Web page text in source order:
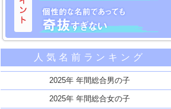
名づけに大事な5つのポイント
命名に親の責任を自覚する
名前は子供への愛情や願いの結晶
苗字とのバランス、読み、発音、覚えやすさ
姓名判断の運勢にこだわりすぎない
人気名前ランキング
2025年 年間総合男の子
2025年 年間総合女の子